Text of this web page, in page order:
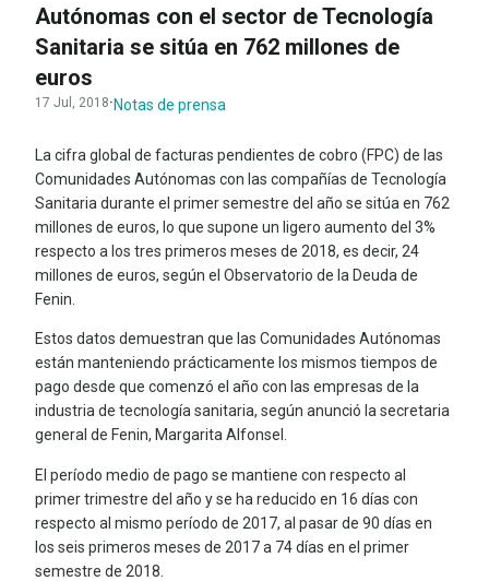
Autónomas con el sector de Tecnología
Sanitaria se sitúa en 762 millones de
euros
17 Jul, 2018· Notas de prensa
La cifra global de facturas pendientes de cobro (FPC) de las
Comunidades Autónomas con las compañías de Tecnología
Sanitaria durante el primer semestre del año se sitúa en 762
millones de euros, lo que supone un ligero aumento del 3%
respecto a los tres primeros meses de 2018, es decir, 24
millones de euros, según el Observatorio de la Deuda de
Fenin.
Estos datos demuestran que las Comunidades Autónomas
están manteniendo prácticamente los mismos tiempos de
pago desde que comenzó el año con las empresas de la
industria de tecnología sanitaria, según anunció la secretaria
general de Fenin, Margarita Alfonsel.
El período medio de pago se mantiene con respecto al
primer trimestre del año y se ha reducido en 16 días con
respecto al mismo período de 2017, al pasar de 90 días en
los seis primeros meses de 2017 a 74 días en el primer
semestre de 2018.